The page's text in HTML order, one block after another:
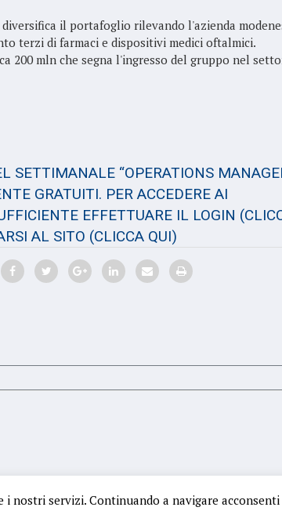
il portafoglio rilevando l'azienda
terzi di farmaci e dispositivi medici oftalmici.
200 mln che segna l'ingresso del gruppo nel
SETTIMANALE “OPERATIONS
GRATUITI. PER ACCEDERE AI
EFFETTUARE IL LOGIN
AL SITO (CLICCA QUI)
nostri servizi. Continuando a navigare